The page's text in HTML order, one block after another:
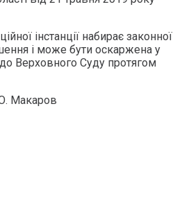
інстанції набирає законної
і може бути оскаржена у
Верховного Суду протягом
Макаров